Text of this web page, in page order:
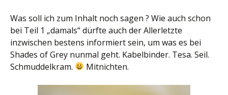
Was soll ich zum Inhalt noch sagen ? Wie auch schon
bei Teil 1 „damals“ dürfte auch der Allerletzte
inzwischen bestens informiert sein, um was es bei
Shades of Grey nunmal geht. Kabelbinder. Tesa. Seil.
Schmuddelkram.
Mitnichten.